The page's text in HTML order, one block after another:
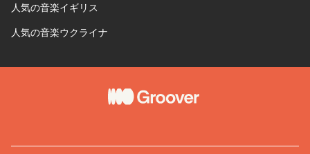
人気の音楽イギリス
人気の音楽ウクライナ